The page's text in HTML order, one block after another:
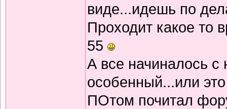
виде...идешь по
Проходит какое то
55
А все начиналось
особенный...или
ПОтом почитал